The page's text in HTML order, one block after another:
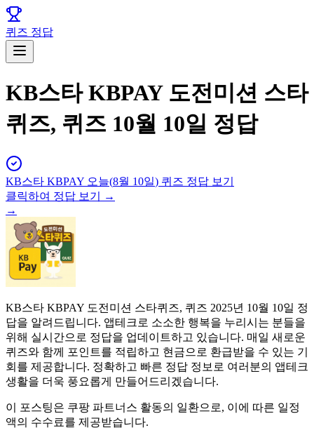
퀴즈 정답
KB스타 KBPAY 도전미션 스타
퀴즈, 퀴즈 10월 10일 정답
KB스타 KBPAY 오늘(8월 10일) 퀴즈 정답 보기
클릭하여 정답 보기 →
→
KB스타 KBPAY 도전미션 스타퀴즈, 퀴즈 2025년 10월 10일 정
답을 알려드립니다. 앱테크로 소소한 행복을 누리시는 분들을
위해 실시간으로 정답을 업데이트하고 있습니다. 매일 새로운
퀴즈와 함께 포인트를 적립하고 현금으로 환급받을 수 있는 기
회를 제공합니다. 정확하고 빠른 정답 정보로 여러분의 앱테크
생활을 더욱 풍요롭게 만들어드리겠습니다.
이 포스팅은 쿠팡 파트너스 활동의 일환으로, 이에 따른 일정
액의 수수료를 제공받습니다.